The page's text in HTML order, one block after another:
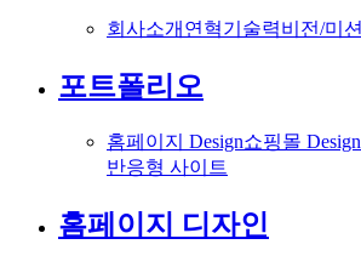
회사소개 연혁기술력비전/미션
포트폴리오
홈페이지 Design쇼핑몰 Design
반응형 사이트
홈페이지 디자인